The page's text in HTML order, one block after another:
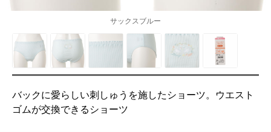
サックスブルー
バックに愛らしい刺しゅうを施したショーツ。ウエスト
ゴムが交換できるショーツ